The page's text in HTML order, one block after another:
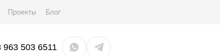
Проекты Блог
963 503 6511